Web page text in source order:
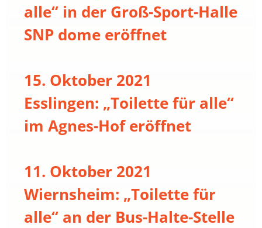
alle“ in der Groß-Sport-Halle
SNP dome eröffnet
15. Oktober 2021
Esslingen: „Toilette für alle“
im Agnes-Hof eröffnet
11. Oktober 2021
Wiernsheim: „Toilette für
alle“ an der Bus-Halte-Stelle